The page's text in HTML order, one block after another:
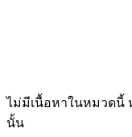
ไม่มีเนื้อหาในหมวดนี้
นั้น